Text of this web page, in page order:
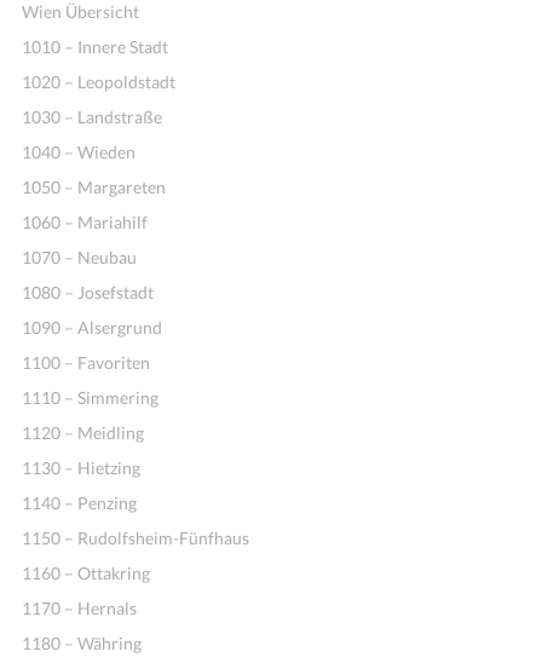
Wien Übersicht
1010 – Innere Stadt
1020 – Leopoldstadt
1030 – Landstraße
1040 – Wieden
1050 – Margareten
1060 – Mariahilf
1070 – Neubau
1080 – Josefstadt
1090 – Alsergrund
1100 – Favoriten
1110 – Simmering
1120 – Meidling
1130 – Hietzing
1140 – Penzing
1150 – Rudolfsheim-Fünfhaus
1160 – Ottakring
1170 – Hernals
1180 – Währing